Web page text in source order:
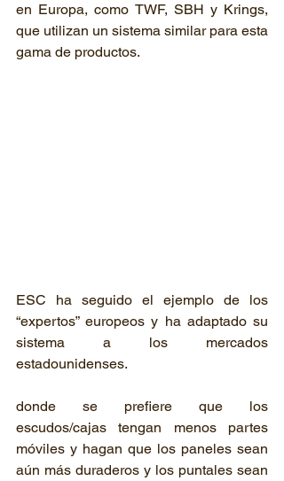
en Europa, como TWF, SBH y Krings,
que utilizan un sistema similar para esta
gama de productos.
ESC ha seguido el ejemplo de los
“expertos” europeos y ha adaptado su
sistema a los mercados
estadounidenses.
donde se prefiere que los
escudos/cajas tengan menos partes
móviles y hagan que los paneles sean
aún más duraderos y los puntales sean